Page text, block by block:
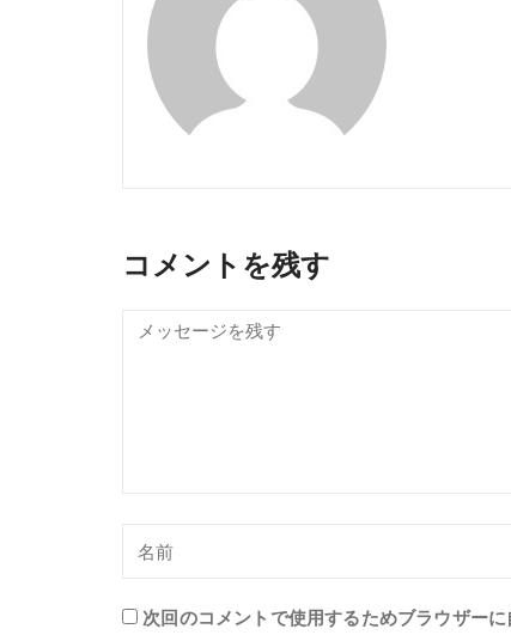
コメントを残す
次回のコメントで使用するためブラウザー